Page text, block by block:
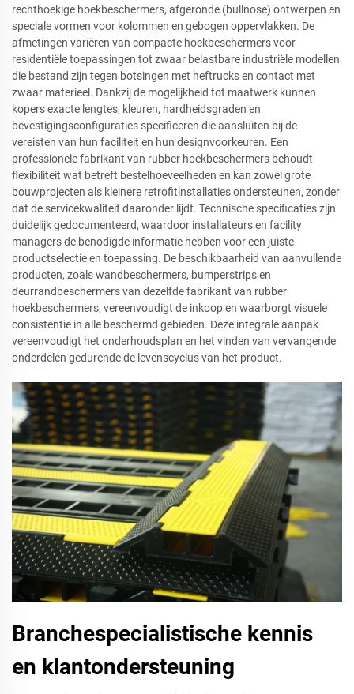
rechthoekige hoekbeschermers, afgeronde (bullnose) ontwerpen en
speciale vormen voor kolommen en gebogen oppervlakken. De
afmetingen variëren van compacte hoekbeschermers voor
residentiële toepassingen tot zwaar belastbare industriële modellen
die bestand zijn tegen botsingen met heftrucks en contact met
zwaar materieel. Dankzij de mogelijkheid tot maatwerk kunnen
kopers exacte lengtes, kleuren, hardheidsgraden en
bevestigingsconfiguraties specificeren die aansluiten bij de
vereisten van hun faciliteit en hun designvoorkeuren. Een
professionele fabrikant van rubber hoekbeschermers behoudt
flexibiliteit wat betreft bestelhoeveelheden en kan zowel grote
bouwprojecten als kleinere retrofitinstallaties ondersteunen, zonder
dat de servicekwaliteit daaronder lijdt. Technische specificaties zijn
duidelijk gedocumenteerd, waardoor installateurs en facility
managers de benodigde informatie hebben voor een juiste
productselectie en toepassing. De beschikbaarheid van aanvullende
producten, zoals wandbeschermers, bumperstrips en
deurrandbeschermers van dezelfde fabrikant van rubber
hoekbeschermers, vereenvoudigt de inkoop en waarborgt visuele
consistentie in alle beschermd gebieden. Deze integrale aanpak
vereenvoudigt het onderhoudsplan en het vinden van vervangende
onderdelen gedurende de levenscyclus van het product.
Branchespecialistische kennis
en klantondersteuning